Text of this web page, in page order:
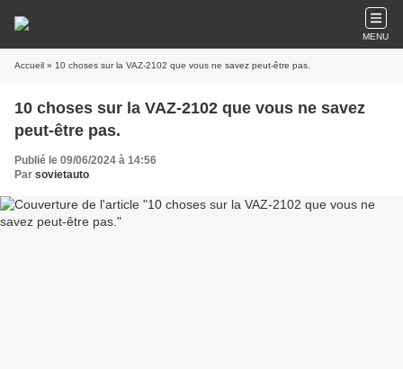
MENU
Accueil » 10 choses sur la VAZ-2102 que vous ne savez peut-être pas.
10 choses sur la VAZ-2102 que vous ne savez
peut-être pas.
Publié le 09/06/2024 à 14:56
Par sovietauto